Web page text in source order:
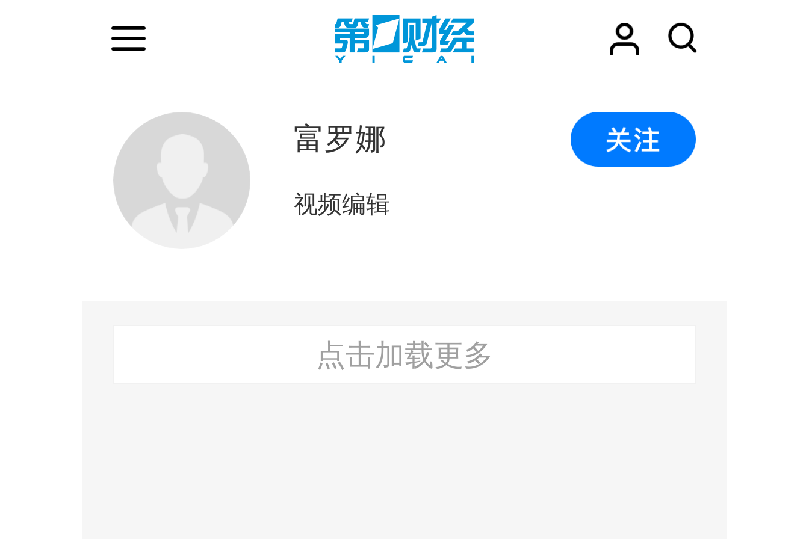
富罗娜
视频编辑
点击加载更多